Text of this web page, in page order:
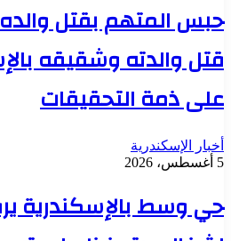
حبس المتهم بقتل
على ذمة التحقيقات
أخبار الإسكندرية
5 أغسطس، 2026